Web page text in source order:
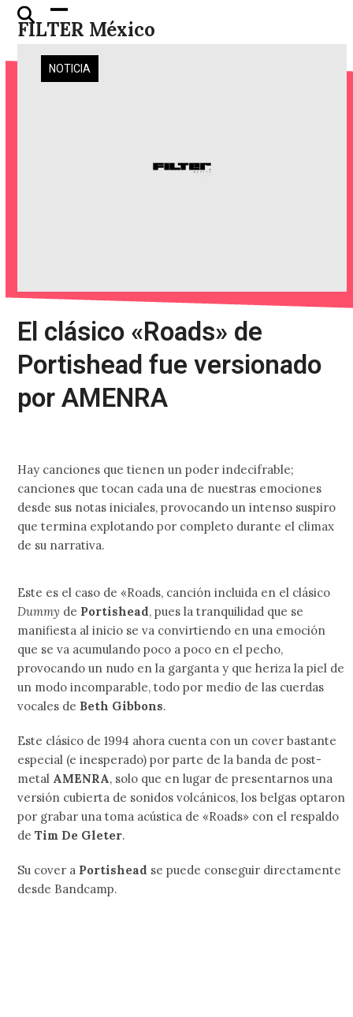
Skip
FILTER México
Open
mobile
menu
Close
mobile
menu
NOTICIA
El clásico «Roads» de
Portishead fue versionado
por AMENRA
Hay canciones que tienen un poder indecifrable;
canciones que tocan cada una de nuestras emociones
desde sus notas iniciales, provocando un intenso suspiro
que termina explotando por completo durante el climax
de su narrativa.
Este es el caso de «Roads, canción incluida en el clásico
Dummy de Portishead, pues la tranquilidad que se
manifiesta al inicio se va convirtiendo en una emoción
que se va acumulando poco a poco en el pecho,
provocando un nudo en la garganta y que heriza la piel de
un modo incomparable, todo por medio de las cuerdas
vocales de Beth Gibbons.
Este clásico de 1994 ahora cuenta con un cover bastante
especial (e inesperado) por parte de la banda de post-
metal AMENRA, solo que en lugar de presentarnos una
versión cubierta de sonidos volcánicos, los belgas optaron
por grabar una toma acústica de «Roads» con el respaldo
deTim De Gleter.
Su cover a Portishead se puede conseguir directamente
desde Bandcamp.